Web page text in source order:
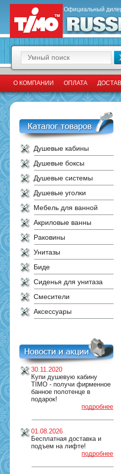
Официальный
О КОМПАНИИ ОПЛАТА
Душевые кабины
Душевые боксы
Душевые системы
Душевые уголки
Мебель для ванной
Акриловые ванны
Раковины
Унитазы
Биде
Сиденья для унитаза
Смесители
Аксессуары
30.11.2020
Купи душевую кабину
TIMO - получи фирменное
банное полотенце в
подарок!
подробнее
01.08.2026
Бесплатная доставка и
подъем на лифте!
подробнее